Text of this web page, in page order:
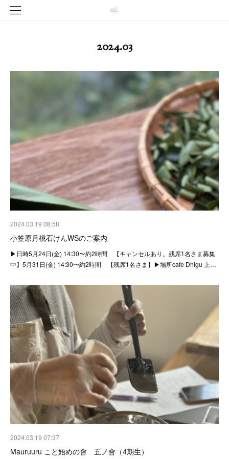
2024.03
2024.03.19 08:58
小笠原月桃石けんWSのご案内
▶︎日時5月24日(金) 14:30〜約2時間 【キャンセルあり。残席1名さま募集
中】5月31日(金) 14:30〜約2時間 【残席1名さま】⁡▶︎場所cafe Dhigu 上…
2024.03.19 07:37
Mauruuru こと始めの會 五ノ會（4期生）